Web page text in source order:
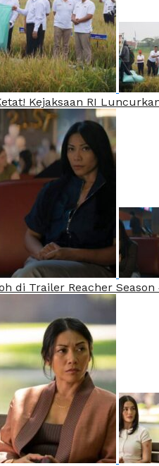
Kejaksaan RI
di Trailer Reacher